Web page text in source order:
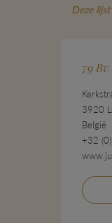
Deze
79 Bv
3920
België
+32